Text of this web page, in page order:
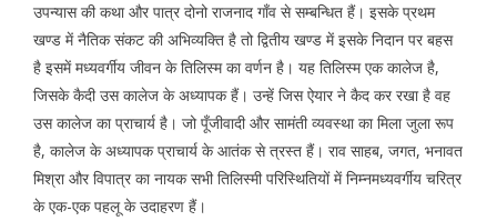
उपन्यास की कथा और पात्र दोनो राजनाद गाँव से सम्बन्धित हैं। इसके प्रथम
खण्ड में नैतिक संकट की अभिव्यक्ति है तो द्वितीय खण्ड में इसके निदान पर बहस
है इसमें मध्यवर्गीय जीवन के तिलिस्म का वर्णन है। यह तिलिस्म एक कालेज है,
जिसके कैदी उस कालेज के अध्यापक हैं। उन्हें जिस ऐयार ने कैद कर रखा है वह
उस कालेज का प्राचार्य है। जो पूँजीवादी और सामंती व्यवस्था का मिला जुला रूप
है, कालेज के अध्यापक प्राचार्य के आतंक से त्रस्त हैं। राव साहब, जगत, भनावत
मिश्रा और विपात्र का नायक सभी तिलिस्मी परिस्थितियों में निम्नमध्यवर्गीय चरित्र
के एक-एक पहलू के उदाहरण हैं।